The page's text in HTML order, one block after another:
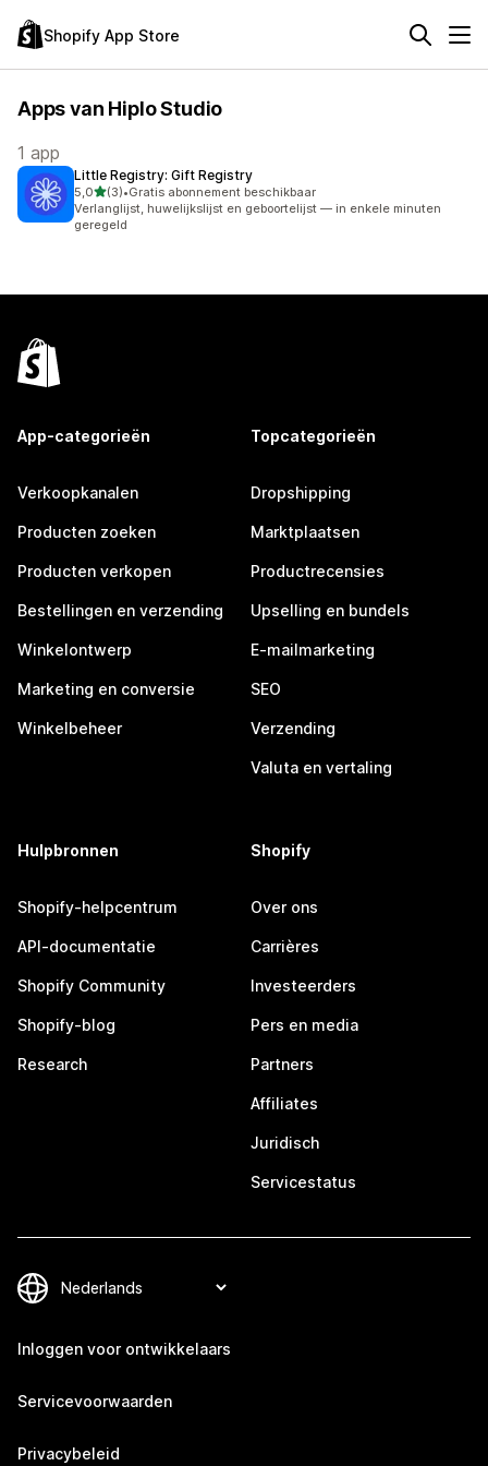
Shopify App Store
Apps van Hiplo Studio
1 app
Little Registry: Gift Registry
5,0van 5 sterren
(3)
3 recensies in totaal
•Gratis abonnement beschikbaar
Verlanglijst, huwelijkslijst en geboortelijst — in enkele minuten
geregeld
App-categorieën
Verkoopkanalen
Producten zoeken
Producten verkopen
Bestellingen en verzending
Winkelontwerp
Marketing en conversie
Winkelbeheer
Topcategorieën
Dropshipping
Marktplaatsen
Productrecensies
Upselling en bundels
E-mailmarketing
SEO
Verzending
Valuta en vertaling
Hulpbronnen
Shopify-helpcentrum
API-documentatie
Shopify Community
Shopify-blog
Research
Shopify
Over ons
Carrières
Investeerders
Pers en media
Partners
Affiliates
Juridisch
Servicestatus
Inloggen voor ontwikkelaars
Servicevoorwaarden
Privacybeleid